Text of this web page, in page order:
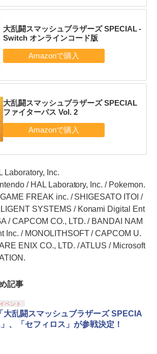
大乱闘スマッシュブラザーズ SPECIAL -
Switch オンラインコード版
大乱闘スマッシュブラザーズ SPECIAL
ファイターパス Vol. 2
Laboratory, Inc.
/ HAL Laboratory, Inc. / Pokemon.
FREAK inc. / SHIGESATO ITOI /
SYSTEMS / Konami Digital Ent
/ CAPCOM CO., LTD. / BANDAI NAM
Inc. / MONOLITHSOFT / CAPCOM U.
ENIX CO., LTD. / ATLUS / Microsoft
記事
イベント
「大乱闘スマッシュブラザーズ SPECIA
、「セフィロス」が参戦決定！